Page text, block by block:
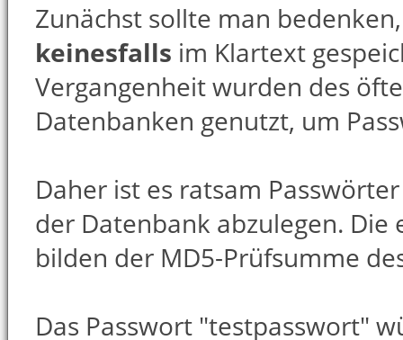
Zunächst sollte man
keinesfalls im Klartext
Vergangenheit wurden des
Datenbanken genutzt, um
Daher ist es ratsam
der Datenbank abzulegen.
bilden der MD5-Prüfsumme
Das Passwort "testpasswort"